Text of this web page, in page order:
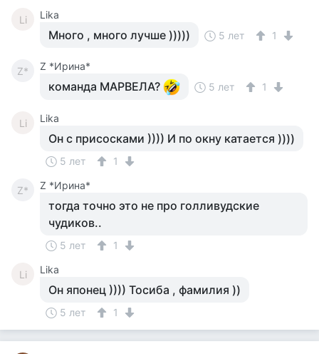
Li Lika
Много , много лучше ))))) 5 лет 1
Z* Z *Ирина*
команда МАРВЕЛА? 5 лет 1
Li Lika
Он с присосками )))) И по окну катается ))))
5 лет 1
Z* Z *Ирина*
тогда точно это не про голливудские
чудиков..
5 лет 1
Li Lika
Он японец )))) Тосиба , фамилия ))
5 лет 1